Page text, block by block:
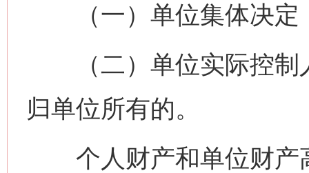
（一）单位集体决定
（二）单位实际控制
归单位所有的。
个人财产和单位财产